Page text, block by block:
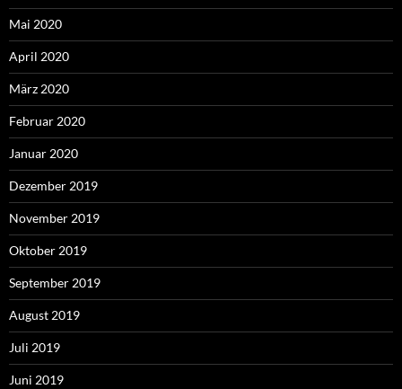
Mai 2020
April 2020
März 2020
Februar 2020
Januar 2020
Dezember 2019
November 2019
Oktober 2019
September 2019
August 2019
Juli 2019
Juni 2019